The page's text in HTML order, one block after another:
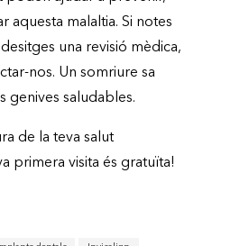
aquesta malaltia. Si notes
una revisió mèdica,
nos. Un somriure sa
genives saludables.
de la teva salut
primera visita és gratuïta!